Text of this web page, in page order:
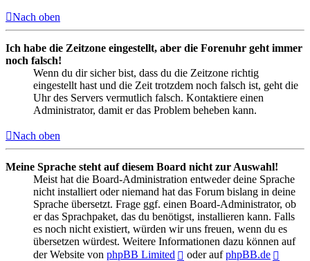
Nach oben
Ich habe die Zeitzone eingestellt, aber die Forenuhr geht immer
noch falsch!
Wenn du dir sicher bist, dass du die Zeitzone richtig
eingestellt hast und die Zeit trotzdem noch falsch ist, geht die
Uhr des Servers vermutlich falsch. Kontaktiere einen
Administrator, damit er das Problem beheben kann.
Nach oben
Meine Sprache steht auf diesem Board nicht zur Auswahl!
Meist hat die Board-Administration entweder deine Sprache
nicht installiert oder niemand hat das Forum bislang in deine
Sprache übersetzt. Frage ggf. einen Board-Administrator, ob
er das Sprachpaket, das du benötigst, installieren kann. Falls
es noch nicht existiert, würden wir uns freuen, wenn du es
übersetzen würdest. Weitere Informationen dazu können auf
der Website von phpBB Limited oder aufphpBB.de